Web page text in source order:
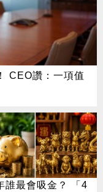
CEO讚：一項值
誰最會吸金？ 「4